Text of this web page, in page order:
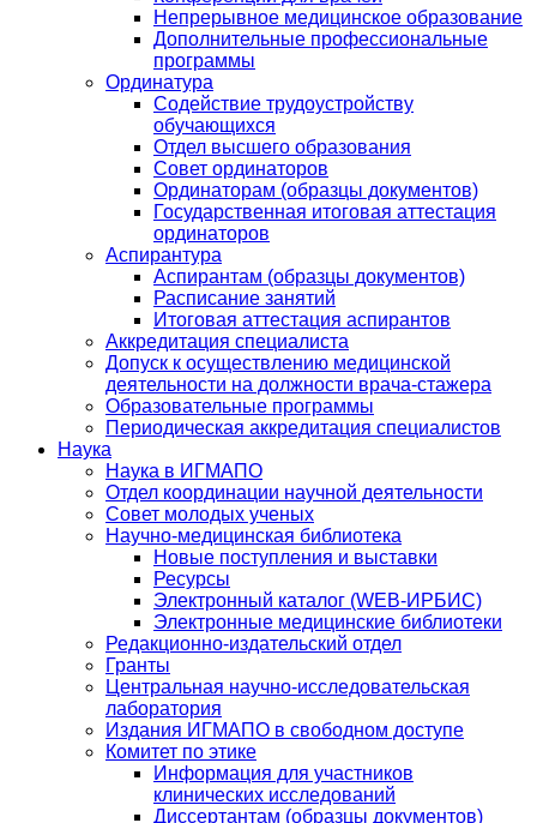
Непрерывное медицинское образование
Дополнительные профессиональные
программы
Ординатура
Содействие трудоустройству
обучающихся
Отдел высшего образования
Совет ординаторов
Ординаторам (образцы документов)
Государственная итоговая аттестация
ординаторов
Аспирантура
Аспирантам (образцы документов)
Расписание занятий
Итоговая аттестация аспирантов
Аккредитация специалиста
Допуск к осуществлению медицинской
деятельности на должности врача-стажера
Образовательные программы
Периодическая аккредитация специалистов
Наука
Наука в ИГМАПО
Отдел координации научной деятельности
Совет молодых ученых
Научно-медицинская библиотека
Новые поступления и выставки
Ресурсы
Электронный каталог (WEB-ИРБИС)
Электронные медицинские библиотеки
Редакционно-издательский отдел
Гранты
Центральная научно-исследовательская
лаборатория
Издания ИГМАПО в свободном доступе
Комитет по этике
Информация для участников
клинических исследований
Диссертантам (образцы документов)